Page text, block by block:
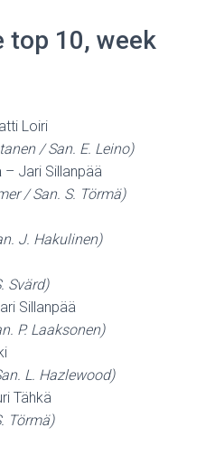
top 10, week
Loiri
/ San. E. Leino)
– Jari Sillanpää
/ San. S. Törmä)
J. Hakulinen)
Svärd)
Sillanpää
P. Laaksonen)
L. Hazlewood)
Tähkä
Törmä)